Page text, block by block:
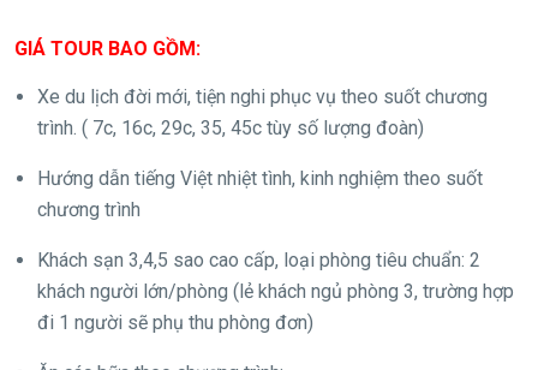
GIÁ TOUR BAO GỒM:
Xe du lịch đời mới, tiện nghi phục vụ theo suốt chương
trình. ( 7c, 16c, 29c, 35, 45c tùy số lượng đoàn)
Hướng dẫn tiếng Việt nhiệt tình, kinh nghiệm theo suốt
chương trình
Khách sạn 3,4,5 sao cao cấp, loại phòng tiêu chuẩn: 2
khách người lớn/phòng (lẻ khách ngủ phòng 3, trường hợp
đi 1 người sẽ phụ thu phòng đơn)